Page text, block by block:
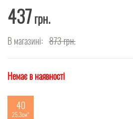
437грн.
В магазині: 873грн.
Немає в наявності
40
25.3см